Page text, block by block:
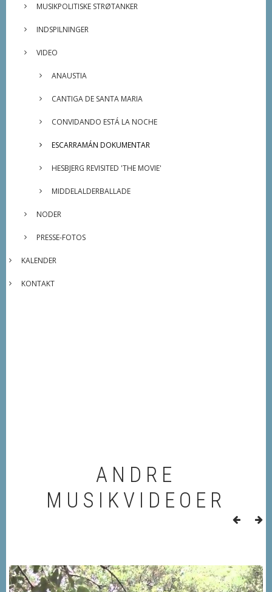
MUSIKPOLITISKE STRØTANKER
INDSPILNINGER
VIDEO
ANAUSTIA
CANTIGA DE SANTA MARIA
CONVIDANDO ESTÁ LA NOCHE
ESCARRAMÁN DOKUMENTAR
HESBJERG REVISITED 'THE MOVIE'
MIDDELALDERBALLADE
NODER
PRESSE-FOTOS
KALENDER
KONTAKT
ANDRE
MUSIKVIDEOER